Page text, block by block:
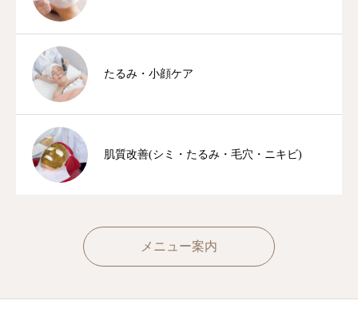
たるみ・小顔ケア
肌質改善(シミ・たるみ・毛穴・ニキビ)
メニュー案内